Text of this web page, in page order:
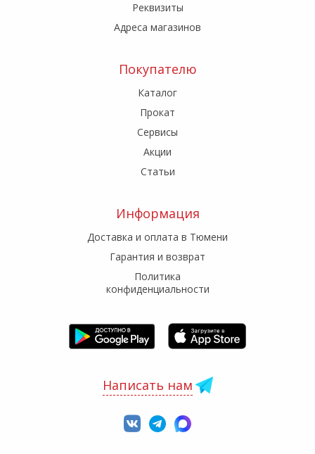
Реквизиты
Адреса магазинов
Покупателю
Каталог
Прокат
Сервисы
Акции
Статьи
Информация
Доставка и оплата в Тюмени
Гарантия и возврат
Политика
конфиденциальности
Написать нам